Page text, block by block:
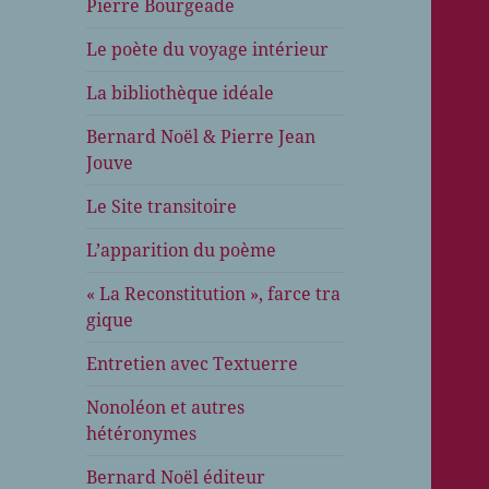
Pierre Bourgeade
Le poète du voyage intérieur
La bibliothèque idéale
Bernard Noël & Pierre Jean
Jouve
Le Site transitoire
L’apparition du poème
« La Reconstitution », farce tra
gique
Entretien avec Textuerre
Nonoléon et autres
hétéronymes
Bernard Noël éditeur